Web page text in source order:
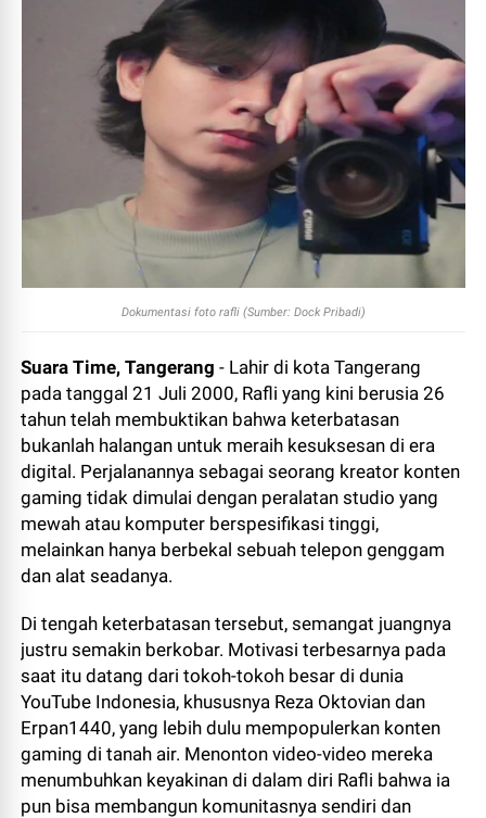
Dokumentasi foto rafli (Sumber: Dock Pribadi)
Suara Time,Tangerang- ​Lahir di kota Tangerang
pada tanggal 21 Juli 2000, Rafli yang kini berusia 26
tahun telah membuktikan bahwa keterbatasan
bukanlah halangan untuk meraih kesuksesan di era
digital. Perjalanannya sebagai seorang kreator konten
gaming tidak dimulai dengan peralatan studio yang
mewah atau komputer berspesifikasi tinggi,
melainkan hanya berbekal sebuah telepon genggam
dan alat seadanya.
Di tengah keterbatasan tersebut, semangat juangnya
justru semakin berkobar. Motivasi terbesarnya pada
saat itu datang dari tokoh-tokoh besar di dunia
YouTube Indonesia, khususnya Reza Oktovian dan
Erpan1440, yang lebih dulu mempopulerkan konten
gaming di tanah air. Menonton video-video mereka
menumbuhkan keyakinan di dalam diri Rafli bahwa ia
pun bisa membangun komunitasnya sendiri dan